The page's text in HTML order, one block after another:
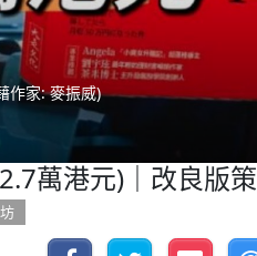
作家: 麥振威)
萬港元)｜改良版策